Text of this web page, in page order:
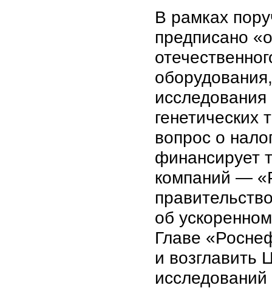
В рамках
предписано
генетических
вопрос о
финансирует
компаний —
об
Главе
и возглавить
исследований